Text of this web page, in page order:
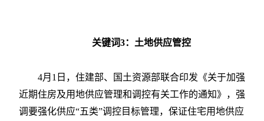
关键词3：土地供应管控
4月1日，住建部、国土资源部联合印发《关于加强
近期住房及用地供应管理和调控有关工作的通知》，强
调要强化供应“五类”调控目标管理，保证住宅用地供应